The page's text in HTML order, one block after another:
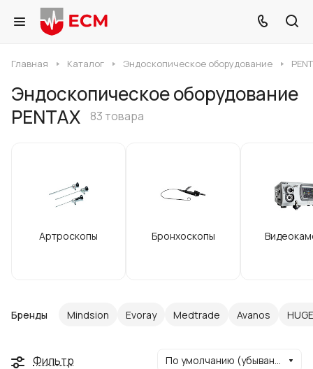
Главная Каталог Эндоскопическое оборудование
Эндоскопическое оборудование
PENTAX
83 товара
Артроскопы Бронхоскопы
Бренды Mindsion Evoray Medtrade Avanos
Фильтр По умолчанию (убывание)